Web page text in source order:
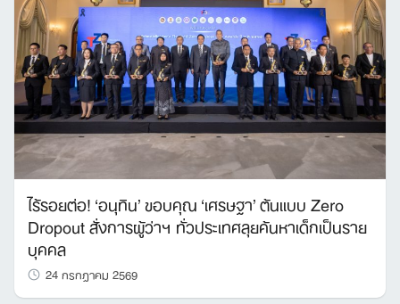
ไร้รอยต่อ! ‘อนุทิน’ ขอบคุณ ‘เศรษฐา’ ต้นแบบ Zero
Dropout สั่งการผู้ว่าฯ ทั่วประเทศลุยค้นหาเด็กเป็นราย
บุคคล
24 กรกฎาคม 2569